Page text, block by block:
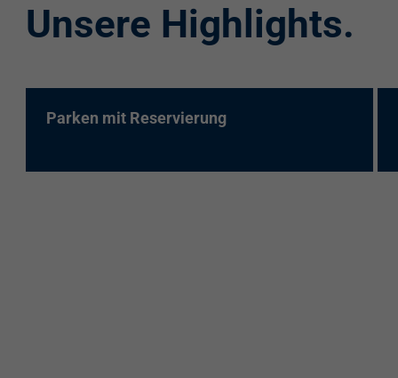
re:charge-Karte
Unsere Highlights.
Parken mit Reservierung